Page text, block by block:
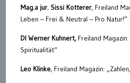
Mag.a jur. Sissi Kotterer, Freiland
Leben – Frei & Neutral – Pro Natur!”
DI Werner Kuhnert,Freiland
Spiritualität“
Leo Klinke, Freiland Magazin: